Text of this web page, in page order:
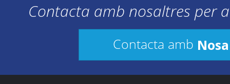
Contacta amb nosaltres per
Contacta amb